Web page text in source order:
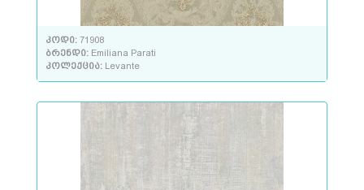
კოდი: 71908
ბრენდი: Emiliana Parati
კოლექცია: Levante